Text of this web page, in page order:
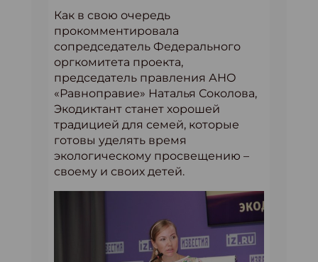
Как в свою очередь
прокомментировала
сопредседатель Федерального
оргкомитета проекта,
председатель правления АНО
«Равноправие» Наталья Соколова,
Экодиктант станет хорошей
традицией для семей, которые
готовы уделять время
экологическому просвещению –
своему и своих детей.